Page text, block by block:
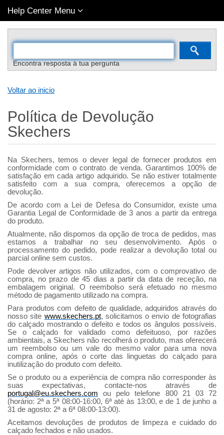
Help Center Menu
Encontra resposta à tua pergunta
Voltar ao inicio
Política de Devolução
Skechers
Na Skechers, temos o dever legal de fornecer produtos em
conformidade com o contrato de venda. Garantimos 100% de
satisfação em cada artigo adquirido. Se não estiver totalmente
satisfeito com a sua compra, oferecemos a opção de
devolução.
De acordo com a Lei de Defesa do Consumidor, existe uma
Garantia Legal de Conformidade de 3 anos a partir da entrega
do produto.
Atualmente, não dispomos da opção de troca de pedidos, mas
estamos a trabalhar no seu desenvolvimento. Após o
processamento do pedido, pode realizar a devolução total ou
parcial online sem custos.
Pode devolver artigos não utilizados, com o comprovativo de
compra, no prazo de 45 dias a partir da data de receção, na
embalagem original. O reembolso será efetuado no mesmo
método de pagamento utilizado na compra.
Para produtos com defeito de qualidade, adquiridos através do
nosso site www.skechers.pt, solicitamos o envio de fotografias
do calçado mostrando o defeito e todos os ângulos possíveis.
Se o calçado for validado como defeituoso, por razões
ambientais, a Skechers não recolherá o produto, mas oferecerá
um reembolso ou um vale do mesmo valor para uma nova
compra online, após o corte das linguetas do calçado para
inutilização do produto com defeito.
Se o produto ou a experiência de compra não corresponder às
suas expectativas, contacte-nos através de
portugal@eu.skechers.com ou pelo telefone 800 21 03 72
(horário: 2ª a 5ª 08:00-16:00, 6ª até às 13:00, e de 1 de junho a
31 de agosto: 2ª a 6ª 08:00-13:00).
Aceitamos devoluções de produtos de limpeza e cuidado do
calçado fechados e não usados.